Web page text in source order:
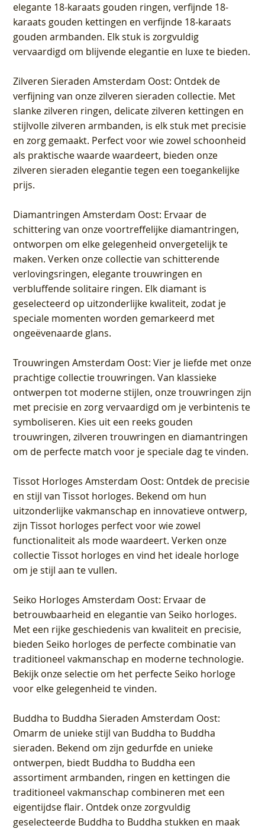
elegante 18-karaats gouden ringen, verfijnde 18-
karaats gouden kettingen en verfijnde 18-karaats
gouden armbanden. Elk stuk is zorgvuldig
vervaardigd om blijvende elegantie en luxe te bieden.
Zilveren Sieraden Amsterdam Oost: Ontdek de
verfijning van onze zilveren sieraden collectie. Met
slanke zilveren ringen, delicate zilveren kettingen en
stijlvolle zilveren armbanden, is elk stuk met precisie
en zorg gemaakt. Perfect voor wie zowel schoonheid
als praktische waarde waardeert, bieden onze
zilveren sieraden elegantie tegen een toegankelijke
prijs.
Diamantringen Amsterdam Oost: Ervaar de
schittering van onze voortreffelijke diamantringen,
ontworpen om elke gelegenheid onvergetelijk te
maken. Verken onze collectie van schitterende
verlovingsringen, elegante trouwringen en
verbluffende solitaire ringen. Elk diamant is
geselecteerd op uitzonderlijke kwaliteit, zodat je
speciale momenten worden gemarkeerd met
ongeëvenaarde glans.
Trouwringen Amsterdam Oost: Vier je liefde met onze
prachtige collectie trouwringen. Van klassieke
ontwerpen tot moderne stijlen, onze trouwringen zijn
met precisie en zorg vervaardigd om je verbintenis te
symboliseren. Kies uit een reeks gouden
trouwringen, zilveren trouwringen en diamantringen
om de perfecte match voor je speciale dag te vinden.
Tissot Horloges Amsterdam Oost: Ontdek de precisie
en stijl van Tissot horloges. Bekend om hun
uitzonderlijke vakmanschap en innovatieve ontwerp,
zijn Tissot horloges perfect voor wie zowel
functionaliteit als mode waardeert. Verken onze
collectie Tissot horloges en vind het ideale horloge
om je stijl aan te vullen.
Seiko Horloges Amsterdam Oost: Ervaar de
betrouwbaarheid en elegantie van Seiko horloges.
Met een rijke geschiedenis van kwaliteit en precisie,
bieden Seiko horloges de perfecte combinatie van
traditioneel vakmanschap en moderne technologie.
Bekijk onze selectie om het perfecte Seiko horloge
voor elke gelegenheid te vinden.
Buddha to Buddha Sieraden Amsterdam Oost:
Omarm de unieke stijl van Buddha to Buddha
sieraden. Bekend om zijn gedurfde en unieke
ontwerpen, biedt Buddha to Buddha een
assortiment armbanden, ringen en kettingen die
traditioneel vakmanschap combineren met een
eigentijdse flair. Ontdek onze zorgvuldig
geselecteerde Buddha to Buddha stukken en maak